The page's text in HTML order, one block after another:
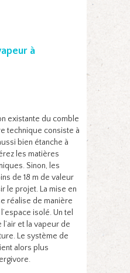
à
existante du comble
technique consiste à
bien étanche à
les matières
Sinon, les
de 18 m de valeur
le projet. La mise en
réalise de manière
isolé. Un tel
et la vapeur de
Le système de
alors plus